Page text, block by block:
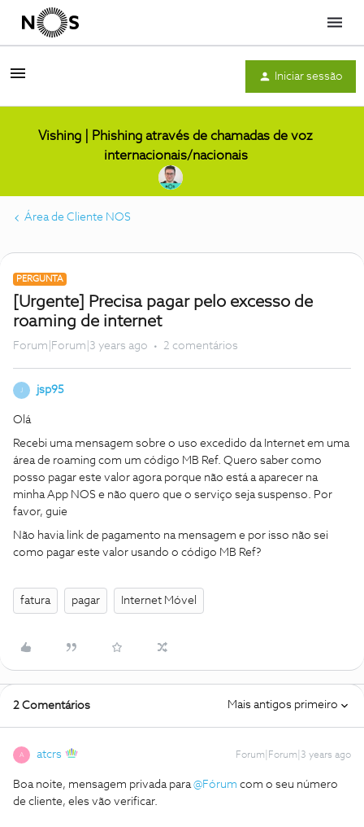
Menu
Iniciar sessão
Vishing | Phishing através de chamadas de voz
internacionais/nacionais
Área de Cliente NOS
PERGUNTA
[Urgente] Precisa pagar pelo excesso de
roaming de internet
Forum|Forum|3 years ago 2 comentários
jsp95
Olá
Recebi uma mensagem sobre o uso excedido da Internet em uma
área de roaming com um código MB Ref. Quero saber como
posso pagar este valor agora porque não está a aparecer na
minha App NOS e não quero que o serviço seja suspenso. Por
favor, guie
Não havia link de pagamento na mensagem e por isso não sei
como pagar este valor usando o código MB Ref?
fatura pagar Internet Móvel
2 Comentários Mais antigos primeiro
A atcrs Forum|Forum|3 years ago
Boa noite, mensagem privada para@Fórum com o seu número
de cliente, eles vão verificar.